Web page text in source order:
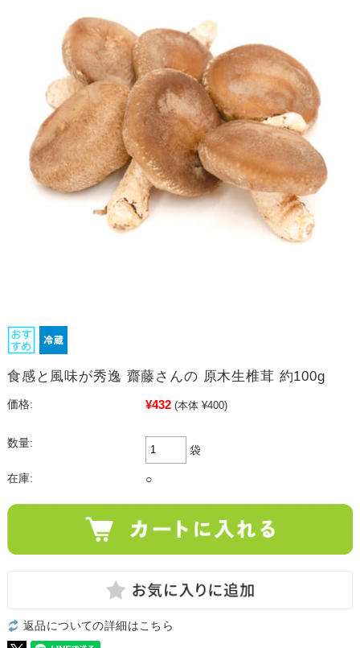
食感と風味が秀逸 齋藤さんの 原木生椎茸 約100g
価格: ¥432 (本体 ¥400)
数量:
袋
在庫: ○
返品についての詳細はこちら